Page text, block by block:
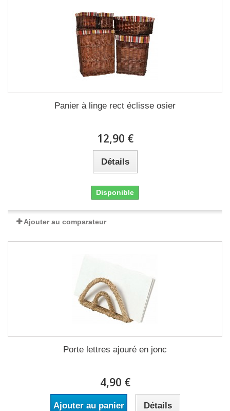
Panier à linge rect éclisse osier
12,90 €
Détails
Disponible
Ajouter au comparateur
Porte lettres ajouré en jonc
4,90 €
Ajouter au panier Détails